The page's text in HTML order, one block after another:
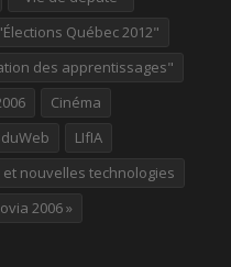
Québec 2012"
des apprentissages"
Cinéma
LIfIA
et nouvelles technologies
2006 »